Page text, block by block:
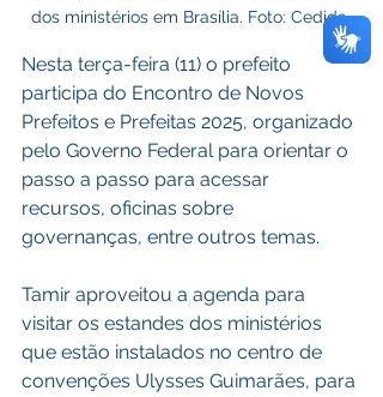
dos ministérios em Brasília. Foto: Cedida
Nesta terça-feira (11) o prefeito
participa do Encontro de Novos
Prefeitos e Prefeitas 2025, organizado
pelo Governo Federal para orientar o
passo a passo para acessar
recursos, oficinas sobre
governanças, entre outros temas.
Tamir aproveitou a agenda para
visitar os estandes dos ministérios
que estão instalados no centro de
convenções Ulysses Guimarães, para